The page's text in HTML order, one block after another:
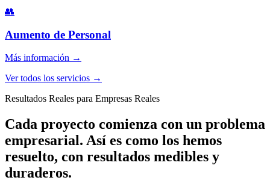
👥
Aumento de Personal
Más información →
Ver todos los servicios →
Resultados Reales para Empresas Reales
Cada proyecto comienza con un problema
empresarial. Así es como los hemos
resuelto, con resultados medibles y
duraderos.